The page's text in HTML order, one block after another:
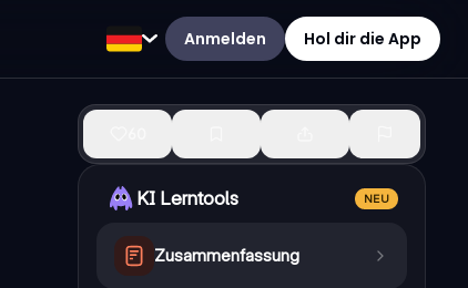
Anmelden Hol dir die App
KI Lerntools NEU
Zusammenfassung